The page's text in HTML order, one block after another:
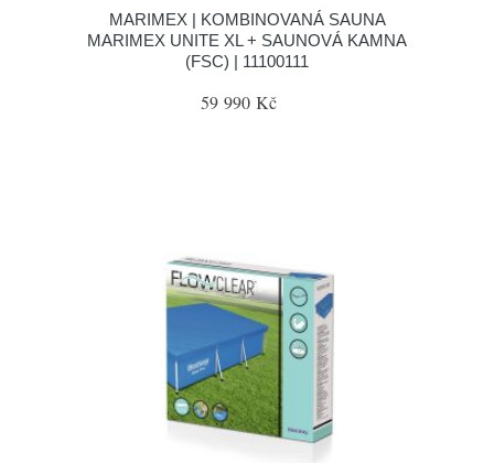
MARIMEX | KOMBINOVANÁ SAUNA
MARIMEX UNITE XL + SAUNOVÁ KAMNA
(FSC) | 11100111
59 990 Kč